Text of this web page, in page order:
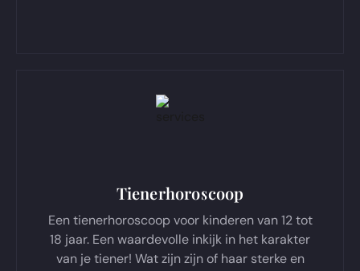
Tienerhoroscoop
Een tienerhoroscoop voor kinderen van 12 tot
18 jaar. Een waardevolle inkijk in het karakter
van je tiener! Wat zijn zijn of haar sterke en